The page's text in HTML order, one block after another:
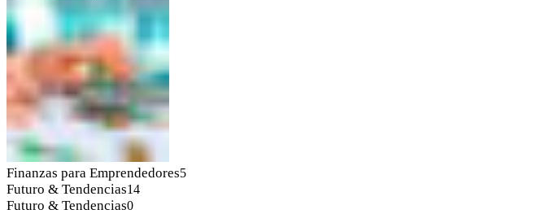
Finanzas para Emprendedores5
Futuro & Tendencias14
Futuro & Tendencias0